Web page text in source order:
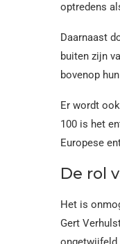
optredens
Daarnaast
buiten zijn
bovenop
Er wordt
100 is het
Europese
De rol
Het is
Gert